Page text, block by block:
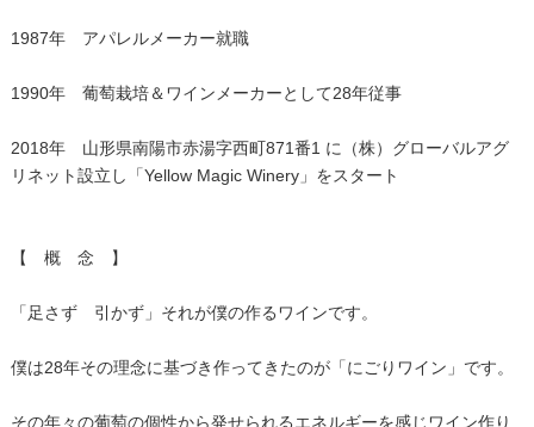
1987年 アパレルメーカー就職
1990年 葡萄栽培＆ワインメーカーとして28年従事
2018年 山形県南陽市赤湯字西町871番1 に（株）グローバルアグ
リネット設立し「Yellow Magic Winery」をスタート
【 概 念 】
「足さず 引かず」それが僕の作るワインです。
僕は28年その理念に基づき作ってきたのが「にごりワイン」です。
その年々の葡萄の個性から発せられるエネルギーを感じワイン作り